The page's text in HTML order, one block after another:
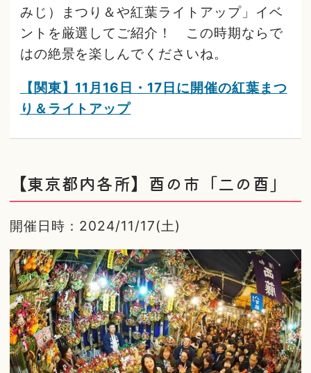
みじ）まつり＆や紅葉ライトアップ」イベ
ントを厳選してご紹介！ この時期ならで
はの絶景を楽しんでくださいね。
【関東】11月16日・17日に開催の紅葉まつ
り＆ライトアップ
【東京都内各所】酉の市「二の酉」
開催日時：2024/11/17(土)